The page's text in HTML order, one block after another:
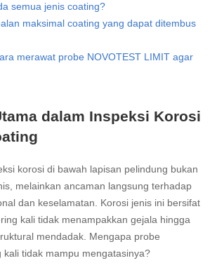
semua jenis coating?
maksimal coating yang dapat ditembus
merawat probe NOVOTEST LIMIT agar
dalam Inspeksi Korosi
korosi di bawah lapisan pelindung bukan
melainkan ancaman langsung terhadap
dan keselamatan. Korosi jenis ini bersifat
kali tidak menampakkan gejala hingga
mendadak. Mengapa probe
kali tidak mampu mengatasinya?